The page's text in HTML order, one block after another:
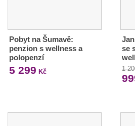
Pobyt na Šumavě:
penzion s wellness a
polopenzí
5 299 Kč
se
1